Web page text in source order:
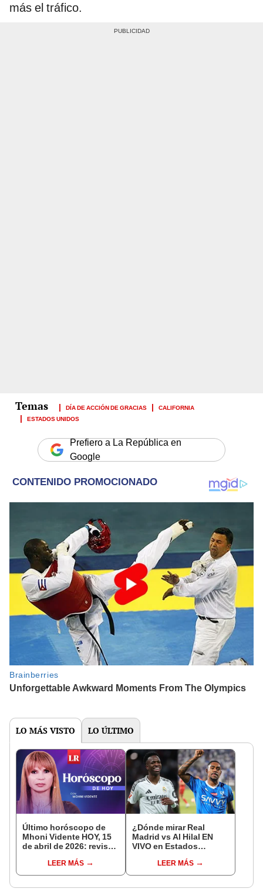
más el tráfico.
DÍA DE ACCIÓN DE GRACIAS
CALIFORNIA
ESTADOS UNIDOS
Prefiero a La República en
Google
LO MÁS VISTO LO ÚLTIMO
Último horóscopo de
Mhoni Vidente HOY, 15
de abril de 2026: revisa
signo y entérate si te
espera un día
LEER MÁS
¿Dónde mirar Real
Madrid vs Al Hilal EN
VIVO en Estados
Mundial de Clubes 2025
en Texas, Florida y más
LEER MÁS